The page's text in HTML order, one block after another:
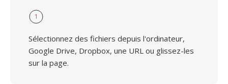
1
Sélectionnez des fichiers depuis l'ordinateur,
Google Drive, Dropbox, une URL ou glissez-les
sur la page.